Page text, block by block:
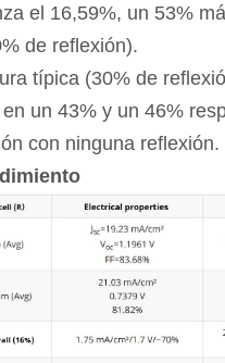
el 16,59%, un 53%
de reflexión).
típica (30% de
un 43% y un 46%
con ninguna reflexión.